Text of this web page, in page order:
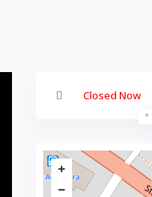
Closed Now